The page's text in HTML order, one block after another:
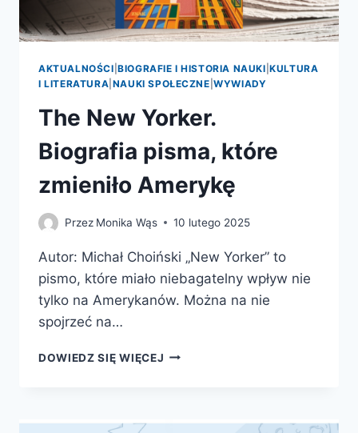
AKTUALNOŚCI |BIOGRAFIE I HISTORIA NAUKI |KULTURA
I LITERATURA NAUKI SPOŁECZNE |WYWIADY
The New Yorker.
Biografia pisma, które
zmieniło Amerykę
Przez Monika Wąs 10 lutego 2025
Autor: Michał Choiński „New Yorker” to
pismo, które miało niebagatelny wpływ nie
tylko na Amerykanów. Można na nie
spojrzeć na…
DOWIEDZ SIĘ WIĘCEJ THE
PISMA,